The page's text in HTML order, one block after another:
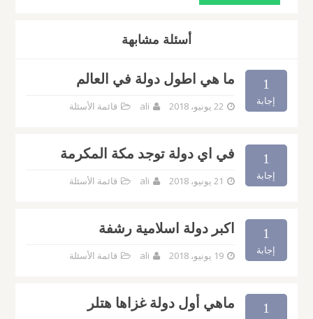
أسئلة مشابهة
1
إجابة
ما هي اطول دولة في العالم
22 يونيو، 2018 ali قائمة الأسئلة
1
إجابة
في اي دولة توجد مكة المكرمة
21 يونيو، 2018 ali قائمة الأسئلة
1
إجابة
اكبر دولة اسلامية رشفة
19 يونيو، 2018 ali قائمة الأسئلة
1 ماهي أول دولة غزاها هتلر